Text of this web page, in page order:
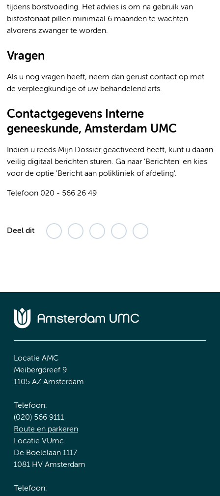
tijdens borstvoeding. Het advies is om na gebruik van
bisfosfonaat pillen minimaal 6 maanden te wachten
alvorens zwanger te worden.
Vragen
Als u nog vragen heeft, neem dan gerust contact op met
de verpleegkundige of uw behandelend arts.
Contactgegevens Interne
geneeskunde, Amsterdam UMC
Indien u reeds Mijn Dossier geactiveerd heeft, kunt u daarin
veilig digitaal berichten sturen. Ga naar 'Berichten' en kies
voor de optie 'Bericht aan polikliniek of afdeling'.
Telefoon 020 - 566 26 49
Deel dit
Locatie AMC
Meibergdreef 9
1105 AZ Amsterdam
Telefoon:
(020) 566 9111
Route en parkeren
Locatie VUmc
De Boelelaan 1117
1081 HV Amsterdam
Telefoon: